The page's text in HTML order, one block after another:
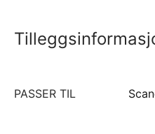
PASSER TIL